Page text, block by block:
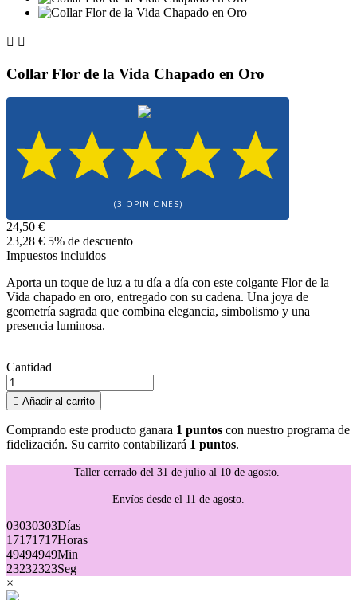
 
Collar Flor de la Vida Chapado en Oro
(3 OPINIONES)
24,50 €
23,28 € 5% de descuento
Impuestos incluidos
Aporta un toque de luz a tu día a día con este colgante Flor de la
Vida chapado en oro, entregado con su cadena. Una joya de
geometría sagrada que combina elegancia, simbolismo y una
presencia luminosa.
Cantidad
 Añadir al carrito
Comprando este producto ganara 1 puntos con nuestro programa de
fidelización. Su carrito contabilizará 1 puntos.
Taller cerrado del 31 de julio al 10 de agosto.
Envíos desde el 11 de agosto.
03030303Días
17171717Horas
49494949Min
23232323Seg
×